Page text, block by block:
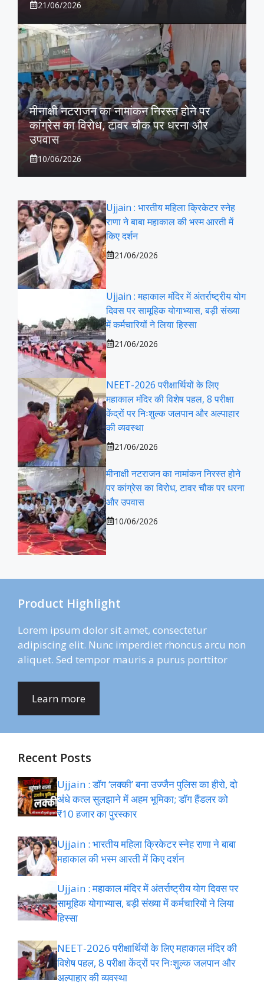
21/06/2026
मीनाक्षी नटराजन का नामांकन निरस्त होने पर
कांग्रेस का विरोध, टावर चौक पर धरना और
उपवास
10/06/2026
Ujjain : भारतीय महिला क्रिकेटर स्नेह
राणा ने बाबा महाकाल की भस्म आरती में
किए दर्शन
21/06/2026
Ujjain : महाकाल मंदिर में अंतर्राष्ट्रीय योग
दिवस पर सामूहिक योगाभ्यास, बड़ी संख्या
में कर्मचारियों ने लिया हिस्सा
21/06/2026
NEET-2026 परीक्षार्थियों के लिए
महाकाल मंदिर की विशेष पहल, 8 परीक्षा
केंद्रों पर निःशुल्क जलपान और अल्पाहार
की व्यवस्था
21/06/2026
मीनाक्षी नटराजन का नामांकन निरस्त होने
पर कांग्रेस का विरोध, टावर चौक पर धरना
और उपवास
10/06/2026
Product Highlight
Lorem ipsum dolor sit amet, consectetur
adipiscing elit. Nunc imperdiet rhoncus arcu non
aliquet. Sed tempor mauris a purus porttitor
Learn more
Recent Posts
Ujjain : डॉग ‘लक्की’ बना उज्जैन पुलिस का हीरो, दो
अंधे कत्ल सुलझाने में अहम भूमिका; डॉग हैंडलर को
₹10 हजार का पुरस्कार
Ujjain : भारतीय महिला क्रिकेटर स्नेह राणा ने बाबा
महाकाल की भस्म आरती में किए दर्शन
Ujjain : महाकाल मंदिर में अंतर्राष्ट्रीय योग दिवस पर
सामूहिक योगाभ्यास, बड़ी संख्या में कर्मचारियों ने लिया
हिस्सा
NEET-2026 परीक्षार्थियों के लिए महाकाल मंदिर की
विशेष पहल, 8 परीक्षा केंद्रों पर निःशुल्क जलपान और
अल्पाहार की व्यवस्था